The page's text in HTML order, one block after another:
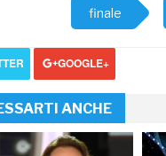
finale
GOOGLE+
ANCHE